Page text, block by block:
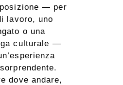
— per
lavoro, uno
o una
culturale —
dove andare,